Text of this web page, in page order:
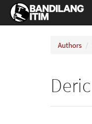
Authors